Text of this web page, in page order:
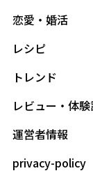
恋愛・婚活
レシピ
トレンド
レビュー・体
運営者情報
privacy-policy